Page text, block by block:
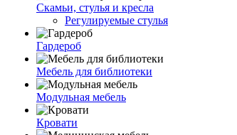
Скамьи, стулья и кресла
Регулируемые стулья
Гардероб
Мебель для библиотеки
Модульная мебель
Кровати